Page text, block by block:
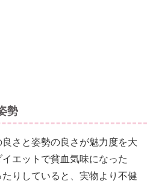
勢
さと姿勢の良さが魅力度を大
エットで貧血気味になった
りしていると、実物より不健